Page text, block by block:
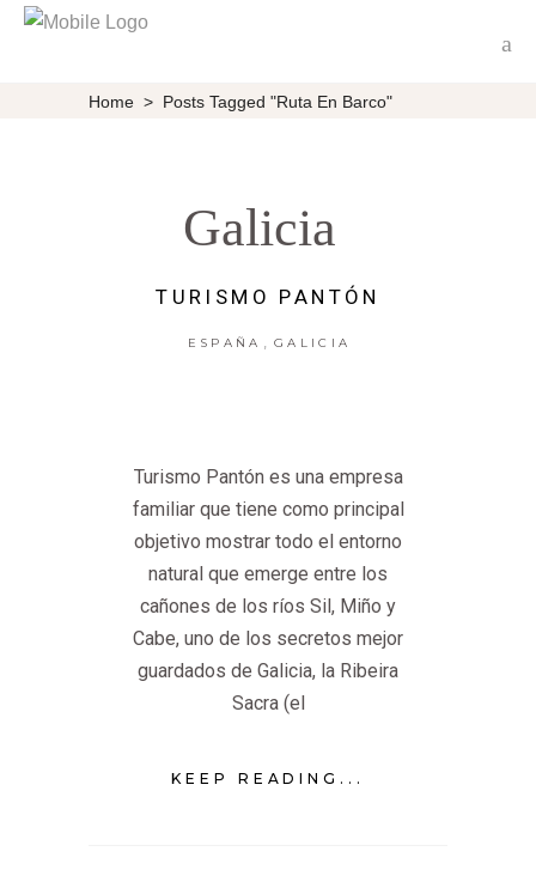
Home > Posts Tagged "ruta En Barco"
Galicia
TURISMO PANTÓN
ESPAÑA , GALICIA
Turismo Pantón es una empresa
familiar que tiene como principal
objetivo mostrar todo el entorno
natural que emerge entre los
cañones de los ríos Sil, Miño y
Cabe, uno de los secretos mejor
guardados de Galicia, la Ribeira
Sacra (el
KEEP READING...